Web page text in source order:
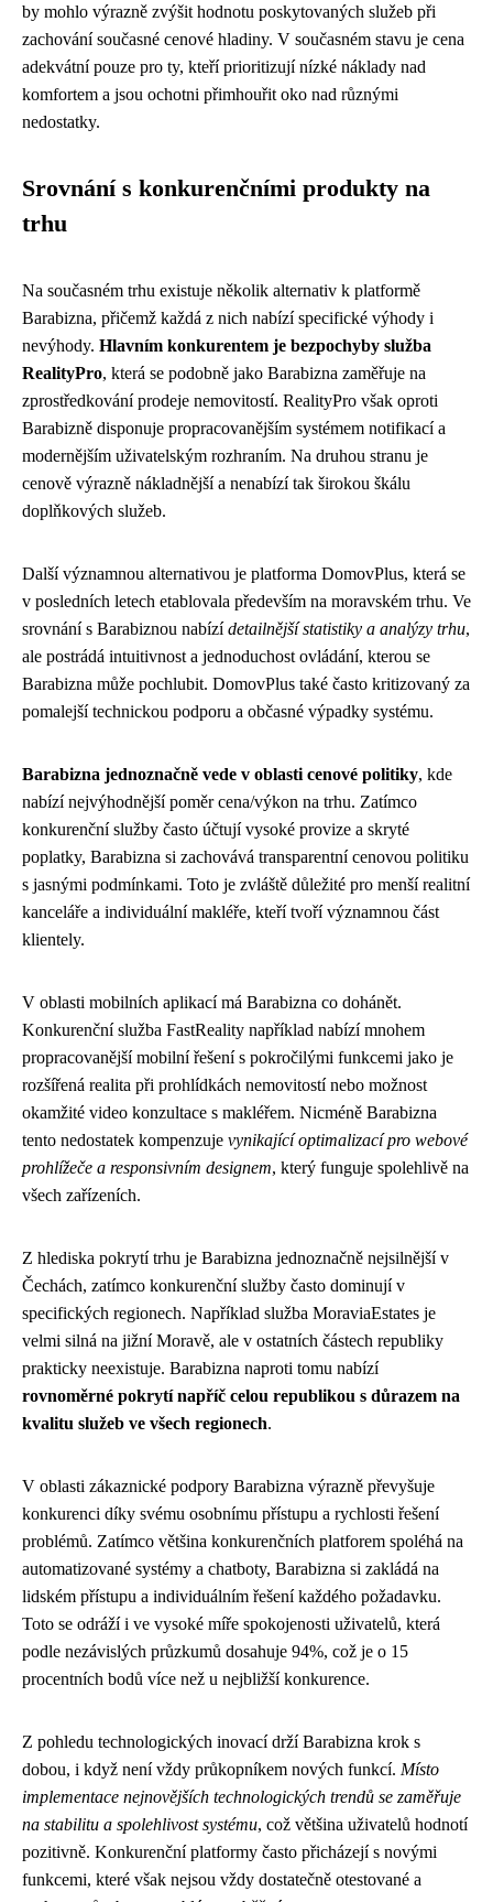
by mohlo výrazně zvýšit hodnotu poskytovaných služeb při
zachování současné cenové hladiny. V současném stavu je cena
adekvátní pouze pro ty, kteří prioritizují nízké náklady nad
komfortem a jsou ochotni přimhouřit oko nad různými
nedostatky.
Srovnání s konkurenčními produkty na
trhu
Na současném trhu existuje několik alternativ k platformě
Barabizna, přičemž každá z nich nabízí specifické výhody i
nevýhody. Hlavním konkurentem je bezpochyby služba
RealityPro, která se podobně jako Barabizna zaměřuje na
zprostředkování prodeje nemovitostí. RealityPro však oproti
Barabizně disponuje propracovanějším systémem notifikací a
modernějším uživatelským rozhraním. Na druhou stranu je
cenově výrazně nákladnější a nenabízí tak širokou škálu
doplňkových služeb.
Další významnou alternativou je platforma DomovPlus, která se
v posledních letech etablovala především na moravském trhu. Ve
srovnání s Barabiznou nabízídetailnější statistiky a analýzy trhu,
ale postrádá intuitivnost a jednoduchost ovládání, kterou se
Barabizna může pochlubit. DomovPlus také často kritizovaný za
pomalejší technickou podporu a občasné výpadky systému.
Barabizna jednoznačně vede v oblasti cenové politiky, kde
nabízí nejvýhodnější poměr cena/výkon na trhu. Zatímco
konkurenční služby často účtují vysoké provize a skryté
poplatky, Barabizna si zachovává transparentní cenovou politiku
s jasnými podmínkami. Toto je zvláště důležité pro menší realitní
kanceláře a individuální makléře, kteří tvoří významnou část
klientely.
V oblasti mobilních aplikací má Barabizna co dohánět.
Konkurenční služba FastReality například nabízí mnohem
propracovanější mobilní řešení s pokročilými funkcemi jako je
rozšířená realita při prohlídkách nemovitostí nebo možnost
okamžité video konzultace s makléřem. Nicméně Barabizna
tento nedostatek kompenzuje vynikající optimalizací pro webové
prohlížeče a responsivním designem, který funguje spolehlivě na
všech zařízeních.
Z hlediska pokrytí trhu je Barabizna jednoznačně nejsilnější v
Čechách, zatímco konkurenční služby často dominují v
specifických regionech. Například služba MoraviaEstates je
velmi silná na jižní Moravě, ale v ostatních částech republiky
prakticky neexistuje. Barabizna naproti tomu nabízí
rovnoměrné pokrytí napříč celou republikou s důrazem na
kvalitu služeb ve všech regionech.
V oblasti zákaznické podpory Barabizna výrazně převyšuje
konkurenci díky svému osobnímu přístupu a rychlosti řešení
problémů. Zatímco většina konkurenčních platforem spoléhá na
automatizované systémy a chatboty, Barabizna si zakládá na
lidském přístupu a individuálním řešení každého požadavku.
Toto se odráží i ve vysoké míře spokojenosti uživatelů, která
podle nezávislých průzkumů dosahuje 94%, což je o 15
procentních bodů více než u nejbližší konkurence.
Z pohledu technologických inovací drží Barabizna krok s
dobou, i když není vždy průkopníkem nových funkcí. Místo
implementace nejnovějších technologických trendů se zaměřuje
na stabilitu a spolehlivost systému, což většina uživatelů hodnotí
pozitivně. Konkurenční platformy často přicházejí s novými
funkcemi, které však nejsou vždy dostatečně otestované a